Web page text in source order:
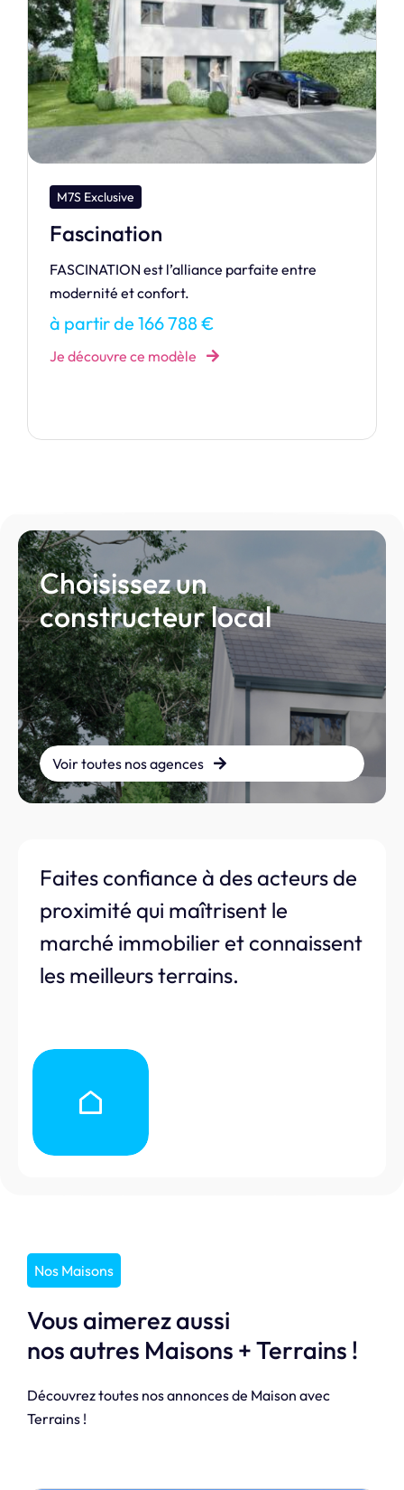
M7S Dream
Raiatea 80
RAIATEA vous accueille au sein de sa maison
confortable avec au choix trois dimensions
différentes qui adapteront l’espace suivant vos
Choisissez un
constructeur local
Voir toutes nos agences
Faites confiance à des acteurs de
proximité qui maîtrisent le
marché immobilier et connaissent
les meilleurs terrains.
Nos Maisons
Vous aimerez aussi
nos autres Maisons + Terrains !
Découvrez toutes nos annonces de Maison avec
Terrains !